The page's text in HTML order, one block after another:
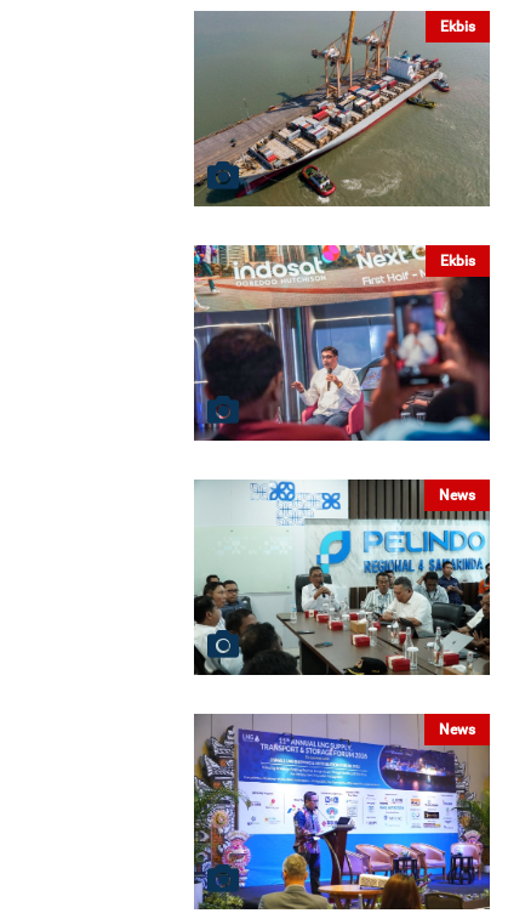
Ekbis
Ekbis
News
News